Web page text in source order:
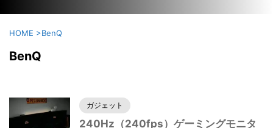
HOME >BenQ
BenQ
ガジェット
240Hz（240fps）ゲーミングモニタ